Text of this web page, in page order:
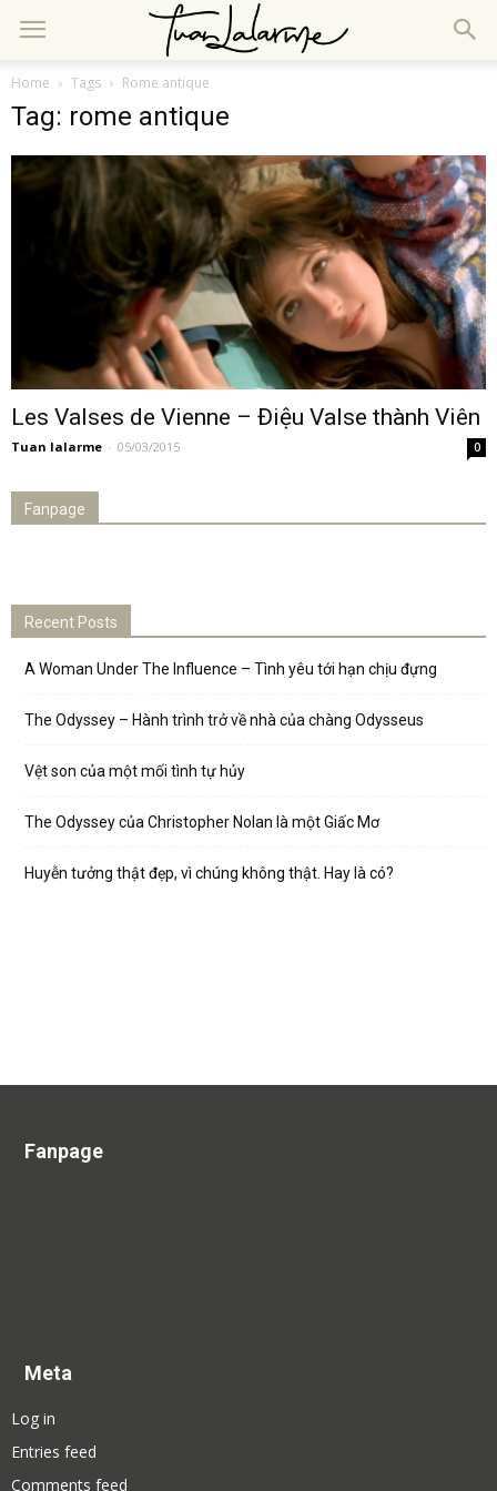
Home Tags Rome antique
Tag: rome antique
Les Valses de Vienne – Điệu Valse thành Viên
Tuan lalarme - 05/03/2015 0
Fanpage
Recent Posts
A Woman Under The Influence – Tình yêu tới hạn chịu đựng
The Odyssey – Hành trình trở về nhà của chàng Odysseus
Vệt son của một mối tình tự hủy
The Odyssey của Christopher Nolan là một Giấc Mơ
Huyễn tưởng thật đẹp, vì chúng không thật. Hay là có?
Fanpage
Meta
Log in
Entries feed
Comments feed